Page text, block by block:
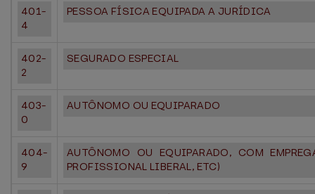
401-
4
PESSOA FÍSICA EQUIPADA A JURÍDICA
402-
2
SEGURADO ESPECIAL
403-
0
AUTÔNOMO OU EQUIPARADO
404-
9
AUTÔNOMO OU EQUIPARADO, COM
PROFISSIONAL LIBERAL, ETC)